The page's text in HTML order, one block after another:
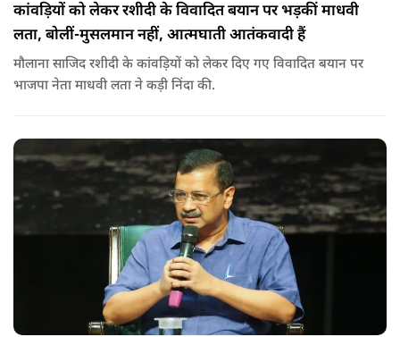
कांवड़ियों को लेकर रशीदी के विवादित बयान पर भड़कीं माधवी
लता, बोलीं-मुसलमान नहीं, आत्मघाती आतंकवादी हैं
मौलाना साजिद रशीदी के कांवड़ियों को लेकर दिए गए विवादित बयान पर
भाजपा नेता माधवी लता ने कड़ी निंदा की.